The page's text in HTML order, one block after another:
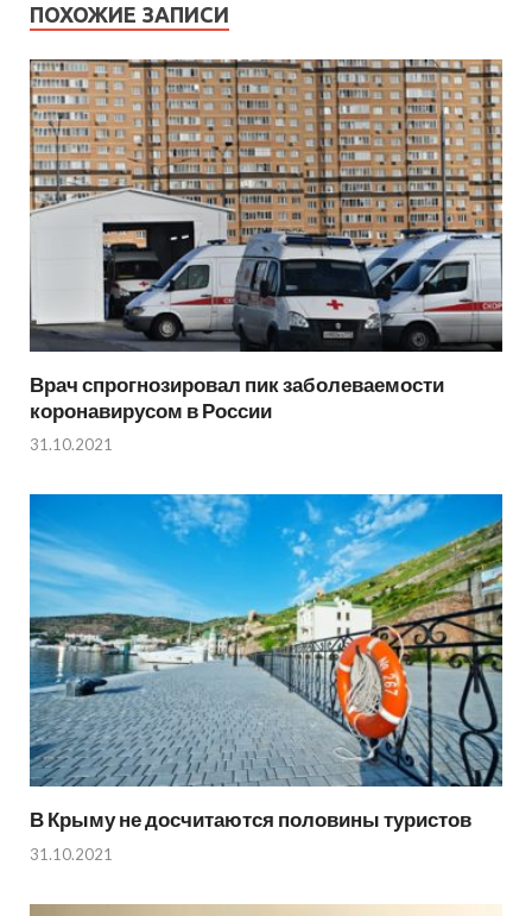
ПОХОЖИЕ ЗАПИСИ
Врач спрогнозировал пик заболеваемости
коронавирусом в России
31.10.2021
В Крыму не досчитаются половины туристов
31.10.2021